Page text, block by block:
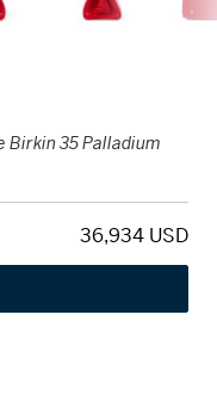
Birkin 35 Palladium
36,934 USD